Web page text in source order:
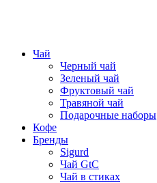
Чай
Черный чай
Зеленый чай
Фруктовый чай
Травяной чай
Подарочные наборы
Кофе
Бренды
Sigurd
Чай GtC
Чай в стиках